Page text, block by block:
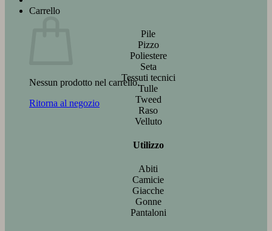
Carrello
Nessun prodotto nel carrello.
Ritorna al negozio
Pile
Pizzo
Poliestere
Seta
Tessuti tecnici
Tulle
Tweed
Raso
Velluto
Utilizzo
Abiti
Camicie
Giacche
Gonne
Pantaloni